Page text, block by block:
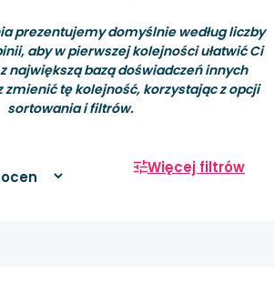
prezentujemy domyślnie według liczby
aby w pierwszej kolejności ułatwić Ci
największą bazą doświadczeń innych
zmienić tę kolejność, korzystając z opcji
sortowania i filtrów.
Więcej filtrów